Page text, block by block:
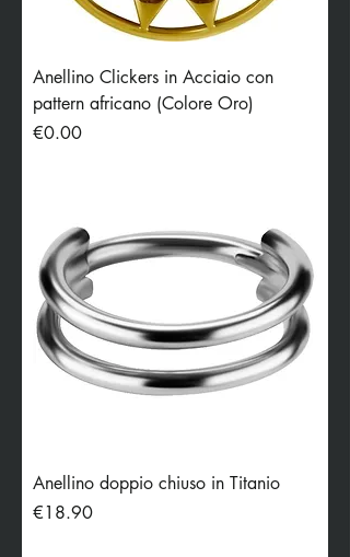
Anellino Clickers in Acciaio con
pattern africano (Colore Oro)
Price
€0.00
Anellino doppio chiuso in Titanio
Price
€18.90